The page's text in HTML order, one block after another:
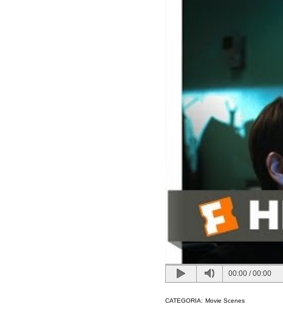
00:00 /00:00
CATEGORIA: Movie Scenes